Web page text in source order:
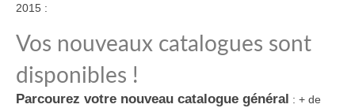
2015 :
Vos nouveaux catalogues sont
disponibles !
Parcourez votre nouveau catalogue général : + de